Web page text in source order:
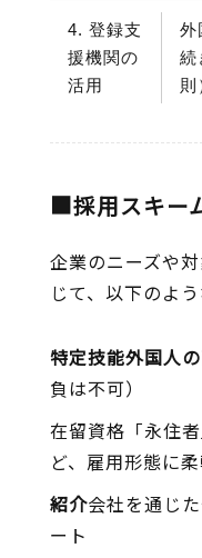
4. 登録支
援機関の
活用
外
続
則
■採用スキー
企業のニーズや
じて、以下のよ
特定技能外国人
負は不可）
在留資格「永住
ど、雇用形態に
紹介会社を通じ
ート